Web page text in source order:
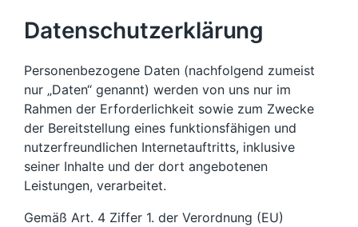
Datenschutzerklärung
Personenbezogene Daten (nachfolgend zumeist
nur „Daten“ genannt) werden von uns nur im
Rahmen der Erforderlichkeit sowie zum Zwecke
der Bereitstellung eines funktionsfähigen und
nutzerfreundlichen Internetauftritts, inklusive
seiner Inhalte und der dort angebotenen
Leistungen, verarbeitet.
Gemäß Art. 4 Ziffer 1. der Verordnung (EU)